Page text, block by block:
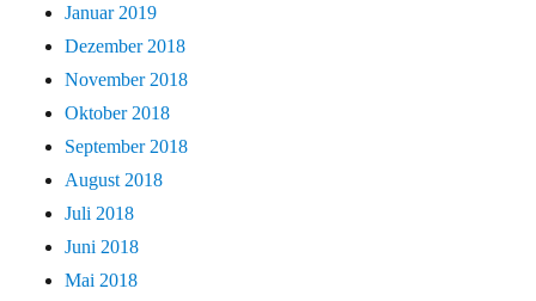
Januar 2019
Dezember 2018
November 2018
Oktober 2018
September 2018
August 2018
Juli 2018
Juni 2018
Mai 2018